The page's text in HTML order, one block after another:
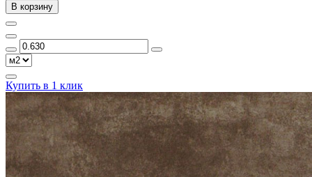
В корзину
Купить в 1 клик